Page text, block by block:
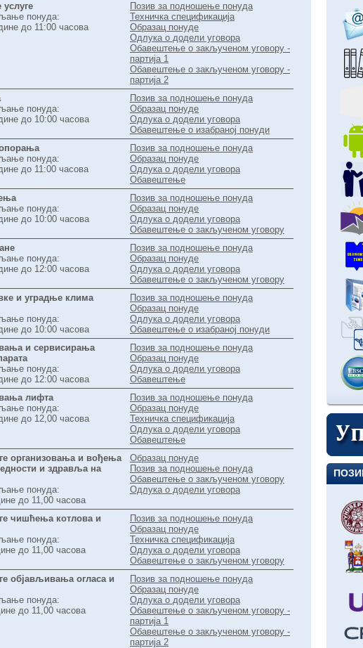
услуге
понуда:
до 11:00 часова
Позив за подношење понуда
Техничка спецификација
Образац понуде
Одлука о додели уговора
Обавештење о закљученом уговору -
партија 1
Обавештење о закљученом уговору -
партија 2
понуда:
до 10:00 часова
Позив за подношење понуда
Образац понуде
Одлука о додели уговора
Обавештење о изабраној понуди
понуда:
до 11:00 часова
Позив за подношење понуда
Образац понуде
Одлука о додели уговора
Обавештење
понуда:
до 10:00 часова
Позив за подношење понуда
Образац понуде
Одлука о додели уговора
Обавештење о закљученом уговору
понуда:
до 12:00 часова
Позив за подношење понуда
Образац понуде
Одлука о додели уговора
Обавештење о закљученом уговору
и уградње клима
понуда:
до 10:00 часова
Позив за подношење понуда
Образац понуде
Одлука о додели уговора
Обавештење о изабраној понуди
и сервисирања
понуда:
до 12:00 часова
Позив за подношење понуда
Образац понуде
Одлука о додели уговора
Обавештење
лифта
понуда:
до 12,00 часова
Позив за подношење понуда
Образац понуде
Техничка спецификација
Одлука о додели уговора
Обавештење
организовања и вођења
и здравља на
понуда:
до 11,00 часова
Образац понуде
Позив за подношење понуда
Обавештење о закљученом уговору
Одлука о додели уговора
чишћења котлова и
понуда:
до 11,00 часова
Позив за подношење понуда
Образац понуде
Техничка спецификација
Одлука о додели уговора
Обавештење о закљученом уговору
објављивања огласа и
понуда:
до 11,00 часова
Позив за подношење понуда
Образац понуде
Одлука о додели уговора
Обавештење о закљученом уговору -
партија 1
Обавештење о закљученом уговору -
партија 2